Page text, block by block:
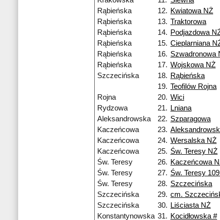
Rąbieńska
12. Kwiatowa NŻ
Rąbieńska
13. Traktorowa
Rąbieńska
14. Podjazdowa
Rąbieńska
15. Cieplarniana
Rąbieńska
16. Szwadronowa
Rąbieńska
17. Wojskowa NŻ
Szczecińska
18. Rąbieńska
19. Teofilów Rojna
Rojna
20. Wici
Rydzowa
21.
Lniana
Aleksandrowska
22. Szparagowa
Kaczeńcowa
23.
Kaczeńcowa
24. Wersalska NŻ
Kaczeńcowa
25. Św. Teresy NŻ
Św. Teresy
26. Kaczeńcowa
Św. Teresy
27. Św. Teresy
Św. Teresy
28. Szczecińska
Szczecińska
29. cm.
Szczecińska
30.
Liściasta NŻ
Konstantynowska 31. Kocidłowska #